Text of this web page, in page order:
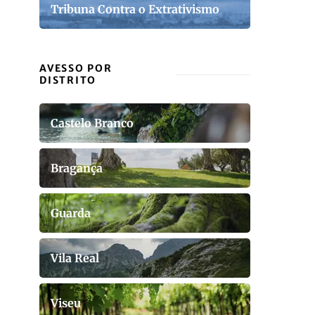
Tribuna Contra o Extrativismo
AVESSO POR
DISTRITO
Castelo Branco
Bragança
Guarda
Vila Real
Viseu